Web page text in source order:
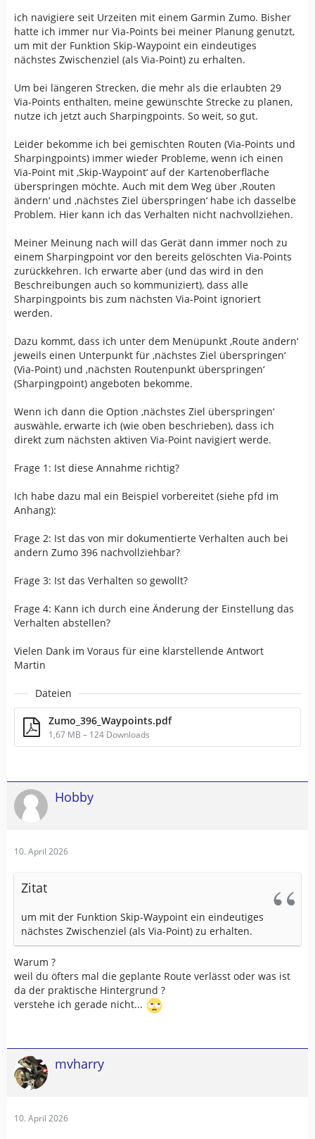
ich navigiere seit Urzeiten mit einem Garmin Zumo. Bisher
hatte ich immer nur Via-Points bei meiner Planung genutzt,
um mit der Funktion Skip-Waypoint ein eindeutiges
nächstes Zwischenziel (als Via-Point) zu erhalten.
Um bei längeren Strecken, die mehr als die erlaubten 29
Via-Points enthalten, meine gewünschte Strecke zu planen,
nutze ich jetzt auch Sharpingpoints. So weit, so gut.
Leider bekomme ich bei gemischten Routen (Via-Points und
Sharpingpoints) immer wieder Probleme, wenn ich einen
Via-Point mit ‚Skip-Waypoint‘ auf der Kartenoberfläche
überspringen möchte. Auch mit dem Weg über ‚Routen
ändern‘ und ‚nächstes Ziel überspringen‘ habe ich dasselbe
Problem. Hier kann ich das Verhalten nicht nachvollziehen.
Meiner Meinung nach will das Gerät dann immer noch zu
einem Sharpingpoint vor den bereits gelöschten Via-Points
zurückkehren. Ich erwarte aber (und das wird in den
Beschreibungen auch so kommuniziert), dass alle
Sharpingpoints bis zum nächsten Via-Point ignoriert
werden.
Dazu kommt, dass ich unter dem Menüpunkt ‚Route ändern‘
jeweils einen Unterpunkt für ‚nächstes Ziel überspringen‘
(Via-Point) und ‚nächsten Routenpunkt überspringen‘
(Sharpingpoint) angeboten bekomme.
Wenn ich dann die Option ‚nächstes Ziel überspringen‘
auswähle, erwarte ich (wie oben beschrieben), dass ich
direkt zum nächsten aktiven Via-Point navigiert werde.
Frage 1: Ist diese Annahme richtig?
Ich habe dazu mal ein Beispiel vorbereitet (siehe pfd im
Anhang):
Frage 2: Ist das von mir dokumentierte Verhalten auch bei
andern Zumo 396 nachvollziehbar?
Frage 3: Ist das Verhalten so gewollt?
Frage 4: Kann ich durch eine Änderung der Einstellung das
Verhalten abstellen?
Vielen Dank im Voraus für eine klarstellende Antwort
Martin
Dateien
Zumo_396_Waypoints.pdf
1,67 MB – 124 Downloads
Hobby
10. April 2026
Zitat
um mit der Funktion Skip-Waypoint ein eindeutiges
nächstes Zwischenziel (als Via-Point) zu erhalten.
Warum ?
weil du öfters mal die geplante Route verlässt oder was ist
da der praktische Hintergrund ?
verstehe ich gerade nicht...
mvharry
10. April 2026